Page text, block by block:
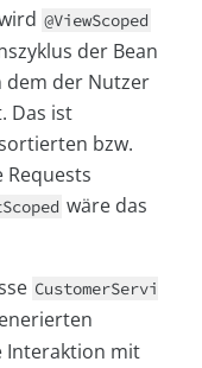
@ViewScoped
der Bean
dem der Nutzer
Das ist
bzw.
wäre das
CustomerServi
Interaktion mit